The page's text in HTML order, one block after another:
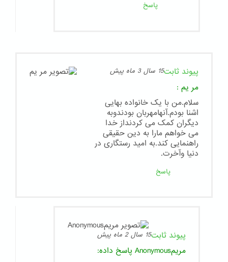
پاسخ
پیوند ثابت15 سال 3 ماه پیش
مر یم :
سلام.من با یک خانواده بهایی
اشنا بودم.آنهامهربان بودندوبه
دیگران کمک می کردنداز خدا
می خواهم مارا به دین حقیقی
راهنمایی کند.به امید رستگاری در
دنیا وآخرت.
پاسخ
پیوند ثابت15 سال 2 ماه پیش
مریمAnonymous
پاسخ داده: